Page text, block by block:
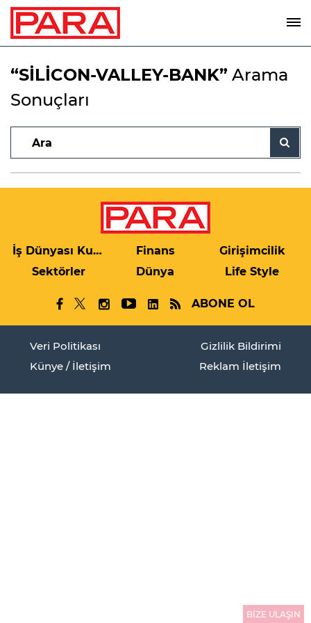
“SİLİCON-VALLEY-BANK” Arama
Sonuçları
İş Dünyası Kulis Finans
Girişimcilik
Sektörler
Dünya Life Style
ABONE OL
Veri Politikası
Gizlilik Bildirimi
Künye / İletişim
Reklam İletişim
BİZE ULAŞIN